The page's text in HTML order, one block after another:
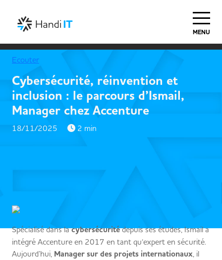
MENU
Ecouter
Cybersécurité, réinvention et
inclusion : le parcours d’Ismail,
Manager chez Accenture
18/11/2025 2 min
Spécialisé dans lacybersécuritédepuis ses études, Ismail a
intégré Accenture en 2017 en tant qu‘expert en sécurité.
Aujourd’hui, Manager sur des projets internationaux, il